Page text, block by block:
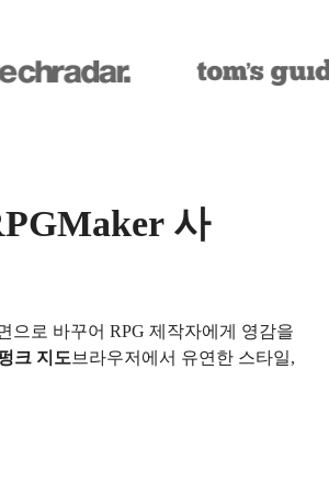
사
으로 바꾸어 RPG 제작자에게 영감을
크 지도 브라우저에서 유연한 스타일,